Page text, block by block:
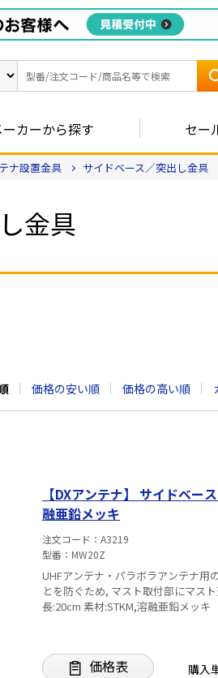
ーカーから探す セー
ナ設置金具 サイドベース／突出し金具
金具
価格の安い順 価格の高い順
【DXアンテナ】 サイドベ
融亜鉛メッキ
注文コード
A3219
型番
MW20Z
UHFアンテナ・パラボラアンテナ用のマスト取付に便利な
とを防ぐため, マスト取付部にマスト落下 防止ビス
長:20cm 素材:STKM,溶融亜鉛メッキ
価格表
購入